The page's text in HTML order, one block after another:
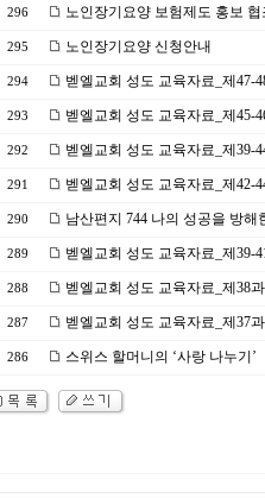
296 노인장기요양 보험제도 홍보 협
295 노인장기요양 신청안내
294 벧엘교회 성도 교육자료_제47-
293 벧엘교회 성도 교육자료_제45-
292 벧엘교회 성도 교육자료_제39-
291 벧엘교회 성도 교육자료_제42-
290 남산편지 744 나의 성공을 방해
289 벧엘교회 성도 교육자료_제39-
288 벧엘교회 성도 교육자료_제38
287 벧엘교회 성도 교육자료_제37
286 스위스 할머니의 ‘사랑 나누기’